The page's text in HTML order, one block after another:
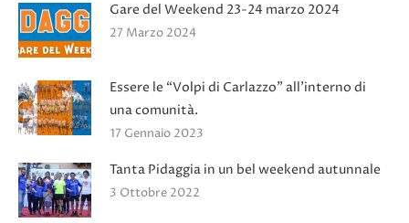
Gare del Weekend 23-24 marzo 2024
27 Marzo 2024
Essere le “Volpi di Carlazzo” all’interno di
una comunità.
17 Gennaio 2023
Tanta Pidaggia in un bel weekend autunnale
3 Ottobre 2022